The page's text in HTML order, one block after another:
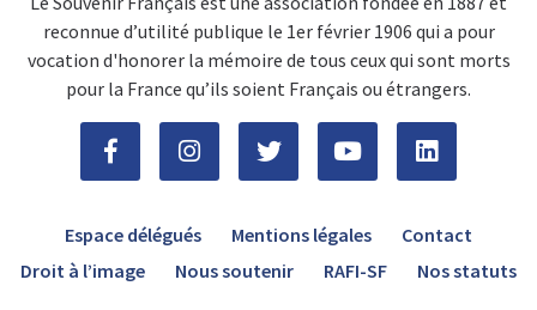
reconnue d’utilité publique le 1er février 1906 qui a pour
vocation d'honorer la mémoire de tous ceux qui sont morts
pour la France qu’ils soient Français ou étrangers.
Espace délégués Mentions légales
Contact
Droit à l’image
Nous soutenir RAFI-SF Nos statuts